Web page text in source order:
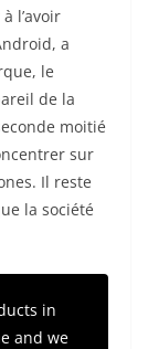
l’avoir
a
le
de la
moitié
sur
Il reste
la société
in
and we